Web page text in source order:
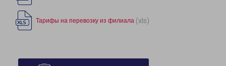
Тарифы на перевозку из филиала (xls)